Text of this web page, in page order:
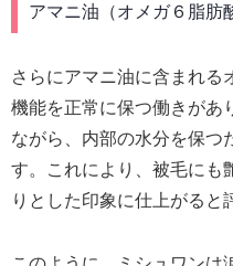
アマニ油（オメガ６脂肪
さらにアマニ油に含まれる
機能を正常に保つ働きがあ
ながら、内部の水分を保つ
す。これにより、被毛にも
りとした印象に仕上がると